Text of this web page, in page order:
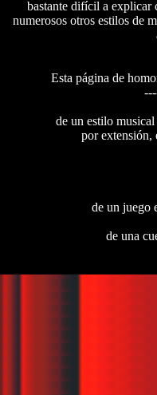
bastante difícil a explicar
numerosos otros estilos de
Esta página de
de un estilo
por extensión,
de un juego
de una